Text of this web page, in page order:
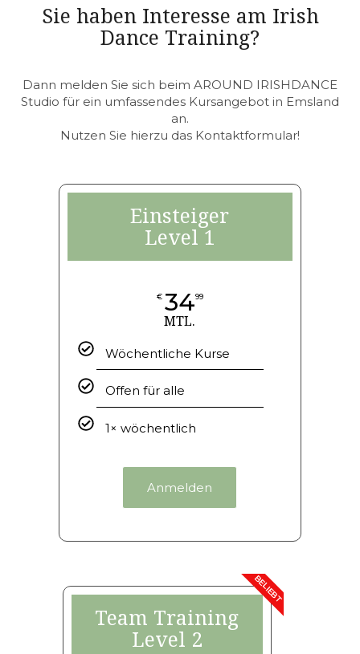
Sie haben Interesse am Irish
Dance Training?
Dann melden Sie sich beim AROUND IRISHDANCE
Studio für ein umfassendes Kursangebot in Emsland
an.
Nutzen Sie hierzu das Kontaktformular!
Einsteiger
Level 1
€ 3499
MTL.
Wöchentliche Kurse
Offen für alle
1× wöchentlich
Anmelden
Team Training
Level 2
BELIEBT